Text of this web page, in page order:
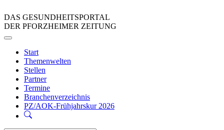
DAS GESUNDHEITSPORTAL
DER PFORZHEIMER ZEITUNG
Start
Themenwelten
Stellen
Partner
Termine
Branchenverzeichnis
PZ/AOK-Frühjahrskur 2026